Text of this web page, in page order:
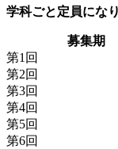
学科ごと定員にな
募集期
第1回
第2回
第3回
第4回
第5回
第6回